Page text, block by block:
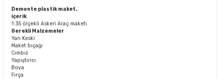
Demonte plastik maket.
içerik
1:35 ölçekli Askeri Araç maketi
Gerekli Malzemeler
Yan Keski
Maket bıçağı
Cımbız
Yapıştırıcı
Boya
Fırça